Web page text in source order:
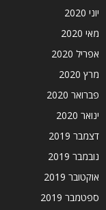
יוני 2020
מאי 2020
אפריל 2020
מרץ 2020
פברואר 2020
ינואר 2020
דצמבר 2019
נובמבר 2019
אוקטובר 2019
ספטמבר 2019